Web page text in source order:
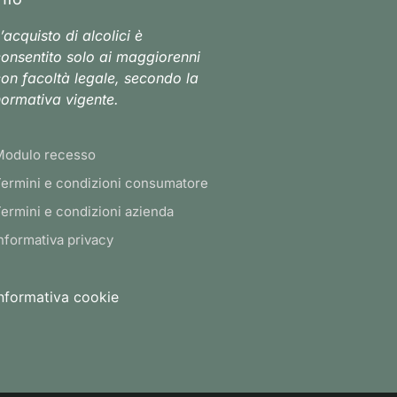
di alcolici è
solo ai maggiorenni
facoltà legale, secondo la
vigente.
recesso
e condizioni consumatore
e condizioni azienda
privacy
cookie